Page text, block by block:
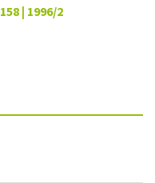
158 | 1996/2